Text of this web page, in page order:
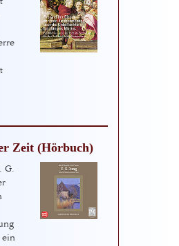
Zeit (Hörbuch)
G.
ein